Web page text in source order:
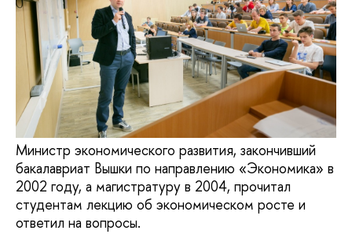
Министр экономического развития, закончивший
бакалавриат Вышки по направлению «Экономика» в
2002 году, а магистратуру в 2004, прочитал
студентам лекцию об экономическом росте и
ответил на вопросы.